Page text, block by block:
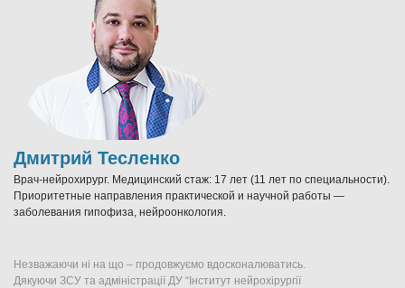
Дмитрий Тесленко
Врач-нейрохирург. Медицинский стаж: 17 лет (11 лет по специальности).
Приоритетные направления практической и научной работы —
заболевания гипофиза, нейроонкология.
Незважаючи ні на що – продовжуємо вдосконалюватись.
Дякуючи ЗСУ та адміністрації ДУ “Інститут нейрохірургії